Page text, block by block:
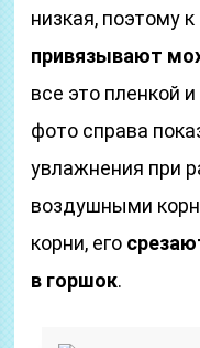
низкая, поэтому
привязывают
все это пленкой
фото справа
увлажнения при
воздушными
корни, его
в горшок.